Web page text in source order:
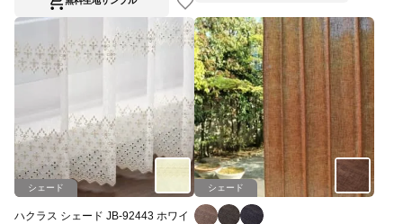
シェード
ハクラス シェード JB-92443 ホワイ
シェード